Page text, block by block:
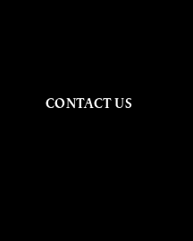
CONTACT US